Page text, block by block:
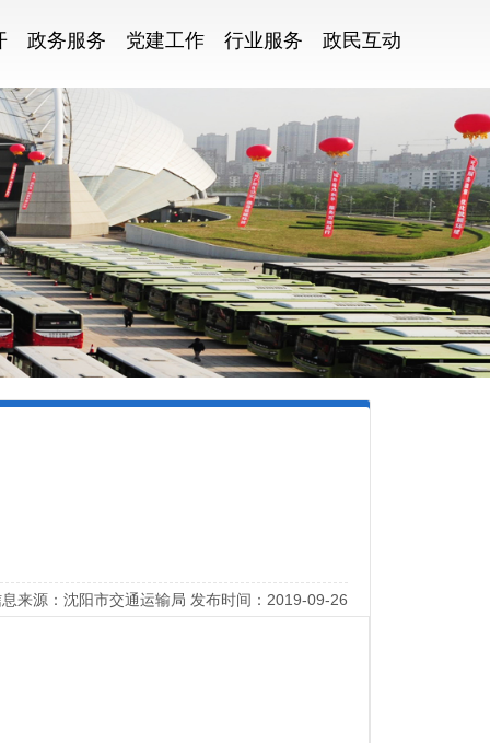
政务服务 党建工作 行业服务 政民互动
来源：沈阳市交通运输局 发布时间：2019-09-26